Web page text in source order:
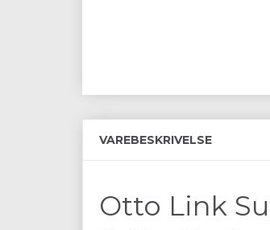
VAREBESKRIVELSE
Otto Link